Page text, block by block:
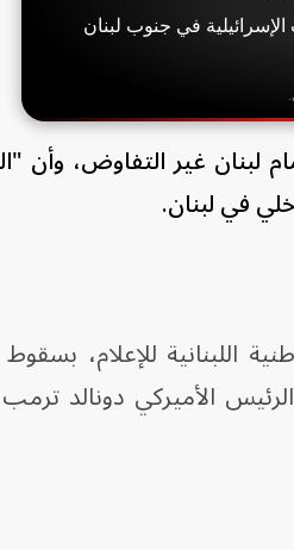
في جنوب لبنان
لبنان غير التفاوض،
في لبنان.
الأميركي دونالد